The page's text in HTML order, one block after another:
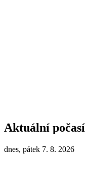
Aktuální počasí
dnes, pátek 7. 8. 2026